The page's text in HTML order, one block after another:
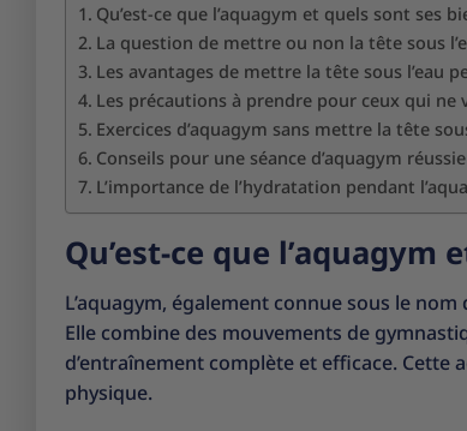
Qu’est-ce que l’aquagym et quels sont ses
La question de mettre ou non la tête sous
Les avantages de mettre la tête sous l’eau
Les précautions à prendre pour ceux qui
Exercices d’aquagym sans mettre la tête
Conseils pour une séance d’aquagym réussie
L’importance de l’hydratation pendant
Qu’est-ce que
L’aquagym, également connue sous le
Elle combine des mouvements de
d’entraînement complète et efficace. Cette
physique.